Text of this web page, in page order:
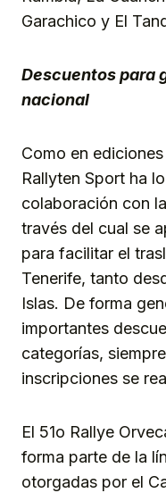
Garachico y El
Descuentos para
nacional
Como en
Rallyten Sport ha
colaboración con
través del cual se
para facilitar el
Tenerife, tanto
Islas. De forma
importantes
categorías,
inscripciones se
El 51o Rallye
forma parte de la
otorgadas por el